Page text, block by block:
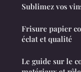
Sublimez vos
Frisure papier
éclat et qualité
Le guide sur le